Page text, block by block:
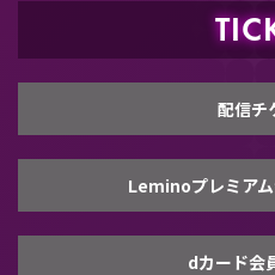
LAPONE DAY in EXPO
最速先行 開始！
2025.6.18
LAPONE DAY in EXPO 出
配信チ
Leminoプレミア
dカード会